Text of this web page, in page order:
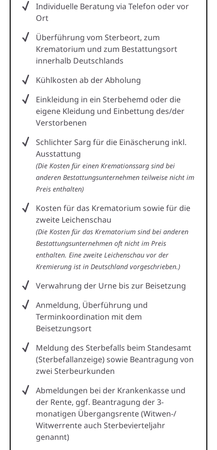
Individuelle Beratung via Telefon oder vor
Ort
Überführung vom Sterbeort, zum
Krematorium und zum Bestattungsort
innerhalb Deutschlands
Kühlkosten ab der Abholung
Einkleidung in ein Sterbehemd oder die
eigene Kleidung und Einbettung des/der
Verstorbenen
Schlichter Sarg für die Einäscherung inkl.
Ausstattung
(Die Kosten für einen Kremationssarg sind bei
anderen Bestattungsunternehmen teilweise nicht im
Preis enthalten)
Kosten für das Krematorium sowie für die
zweite Leichenschau
(Die Kosten für das Krematorium sind bei anderen
Bestattungsunternehmen oft nicht im Preis
enthalten. Eine zweite Leichenschau vor der
Kremierung ist in Deutschland vorgeschrieben.)
Verwahrung der Urne bis zur Beisetzung
Anmeldung, Überführung und
Terminkoordination mit dem
Beisetzungsort
Meldung des Sterbefalls beim Standesamt
(Sterbefallanzeige) sowie Beantragung von
zwei Sterbeurkunden
Abmeldungen bei der Krankenkasse und
der Rente, ggf. Beantragung der 3-
monatigen Übergangsrente (Witwen-/
Witwerrente auch Sterbevierteljahr
genannt)